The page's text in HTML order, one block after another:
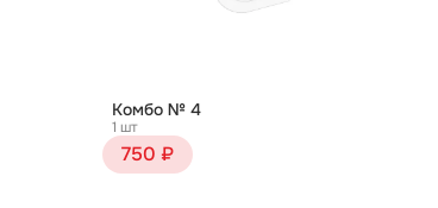
Комбо № 4
1 шт
750 ₽